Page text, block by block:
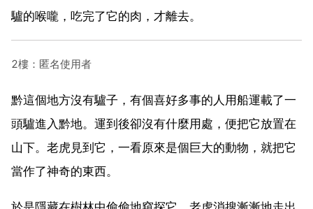
驢的喉嚨，吃完了它的肉，才離去。
2樓：匿名使用者
黔這個地方沒有驢子，有個喜好多事的人用船運載了一
頭驢進入黔地。運到後卻沒有什麼用處，便把它放置在
山下。老虎見到它，一看原來是個巨大的動物，就把它
當作了神奇的東西。